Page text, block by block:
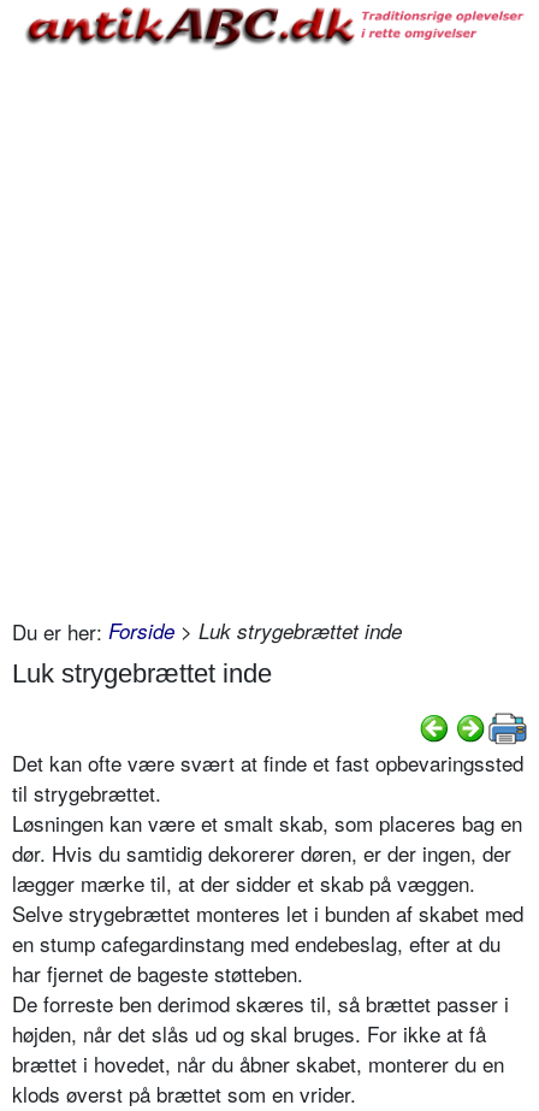
Du er her: Forside > Luk strygebrættet inde
Luk strygebrættet inde
Det kan ofte være svært at finde et fast opbevaringssted
til strygebrættet.
Løsningen kan være et smalt skab, som placeres bag en
dør. Hvis du samtidig dekorerer døren, er der ingen, der
lægger mærke til, at der sidder et skab på væggen.
Selve strygebrættet monteres let i bunden af skabet med
en stump cafegardinstang med endebeslag, efter at du
har fjernet de bageste støtteben.
De forreste ben derimod skæres til, så brættet passer i
højden, når det slås ud og skal bruges. For ikke at få
brættet i hovedet, når du åbner skabet, monterer du en
klods øverst på brættet som en vrider.